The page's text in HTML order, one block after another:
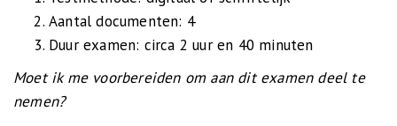
Aantal documenten: 4
Duur examen: circa 2 uur en 40 minuten
Moet ik me voorbereiden om aan dit examen deel te
nemen?